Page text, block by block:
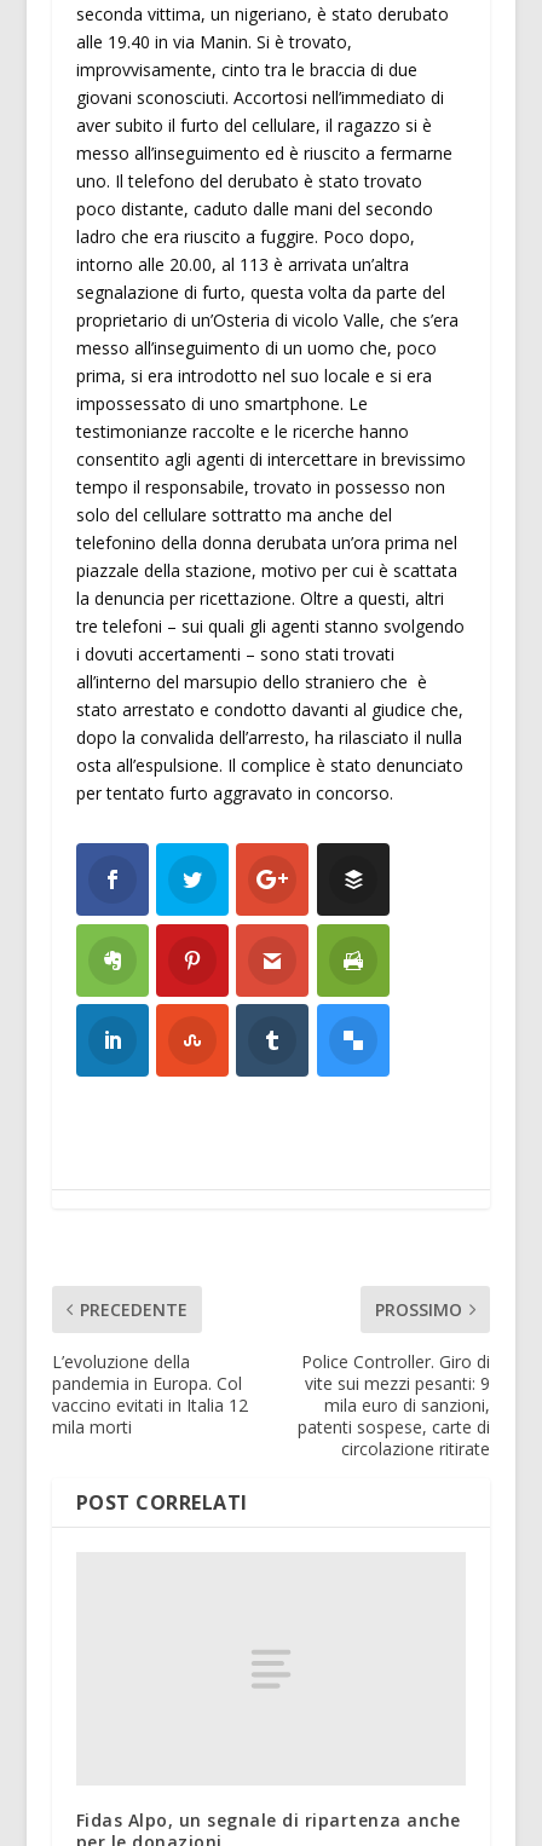
seconda vittima, un nigeriano, è stato derubato
alle 19.40 in via Manin. Si è trovato,
improvvisamente, cinto tra le braccia di due
giovani sconosciuti. Accortosi nell’immediato di
aver subito il furto del cellulare, il ragazzo si è
messo all’inseguimento ed è riuscito a fermarne
uno. Il telefono del derubato è stato trovato
poco distante, caduto dalle mani del secondo
ladro che era riuscito a fuggire. Poco dopo,
intorno alle 20.00, al 113 è arrivata un’altra
segnalazione di furto, questa volta da parte del
proprietario di un’Osteria di vicolo Valle, che s’era
messo all’inseguimento di un uomo che, poco
prima, si era introdotto nel suo locale e si era
impossessato di uno smartphone. Le
testimonianze raccolte e le ricerche hanno
consentito agli agenti di intercettare in brevissimo
tempo il responsabile, trovato in possesso non
solo del cellulare sottratto ma anche del
telefonino della donna derubata un’ora prima nel
piazzale della stazione, motivo per cui è scattata
la denuncia per ricettazione. Oltre a questi, altri
tre telefoni – sui quali gli agenti stanno svolgendo
i dovuti accertamenti – sono stati trovati
all’interno del marsupio dello straniero che è
stato arrestato e condotto davanti al giudice che,
dopo la convalida dell’arresto, ha rilasciato il nulla
osta all’espulsione. Il complice è stato denunciato
per tentato furto aggravato in concorso.
PRECEDENTE
L’evoluzione della
pandemia in Europa. Col
vaccino evitati in Italia 12
mila morti
PROSSIMO
Police Controller. Giro di
vite sui mezzi pesanti: 9
mila euro di sanzioni,
patenti sospese, carte di
circolazione ritirate
POST CORRELATI
Fidas Alpo, un segnale di ripartenza anche